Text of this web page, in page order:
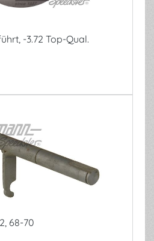
-3.72 Top-Qual.
68-70